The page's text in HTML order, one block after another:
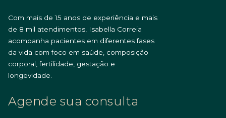
Com mais de 15 anos de experiência e mais
de 8 mil atendimentos, Isabella Correia
acompanha pacientes em diferentes fases
da vida com foco em saúde, composição
corporal, fertilidade, gestação e
longevidade.
Agende sua consulta